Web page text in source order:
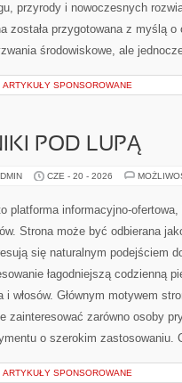
przyrody i nowoczesnych
została przygotowana z myślą
środowiskowe, ale
ARTYKUŁY SPONSOROWANE
POD LUPĄ
CZE - 20 - 2026
platforma informacyjno-
Strona może być odbierana
się naturalnym podejściem
łagodniejszą codzienną
i włosów. Głównym motywem
zainteresować zarówno osoby
o szerokim zastosowaniu.
ARTYKUŁY SPONSOROWANE